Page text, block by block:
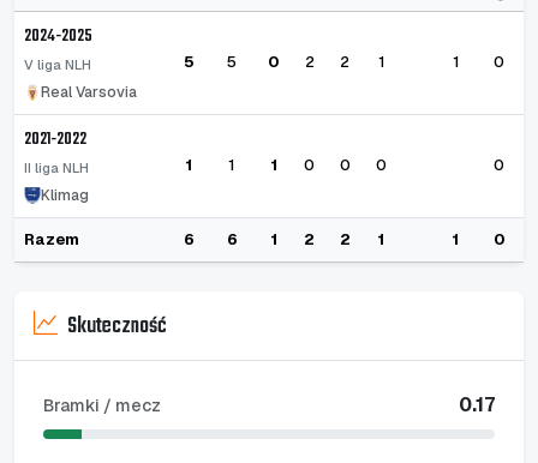
2024-2025
V liga NLH
Real Varsovia
5 5 0 2 2 1 1 0
2021-2022
II liga NLH
Klimag
1 1 1 0 0 0 0
Razem 6 6 1 2 2 1 1 0
Skuteczność
Bramki / mecz 0.17